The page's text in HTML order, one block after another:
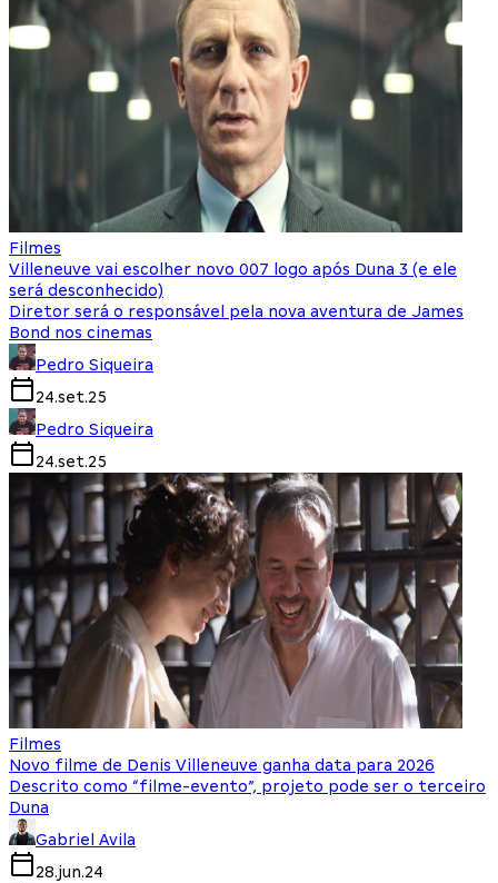
Filmes
Villeneuve vai escolher novo 007 logo após Duna 3 (e ele
será desconhecido)
Diretor será o responsável pela nova aventura de James
Bond nos cinemas
Pedro Siqueira
24.set.25
Pedro Siqueira
24.set.25
Filmes
Novo filme de Denis Villeneuve ganha data para 2026
Descrito como “filme-evento”, projeto pode ser o terceiro
Duna
Gabriel Avila
28.jun.24